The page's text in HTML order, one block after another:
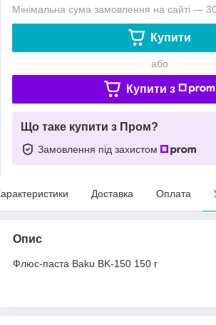
Мінімальна сума замовлення на сайті —
Купити
або
Купити з
Що таке купити з Пром?
Замовлення під захистом
Доставка Оплата
Опис
Флюс-паста Baku BK-150 150 г